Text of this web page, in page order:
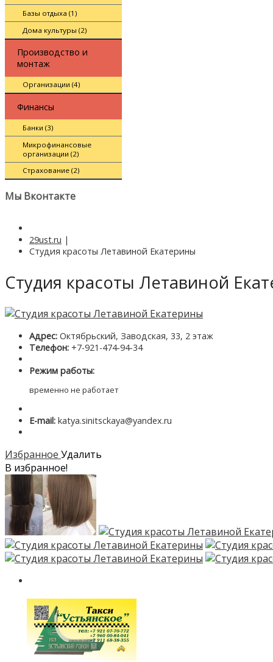
Базы отдыха (1)
Дома культуры (2)
Производство и
монтаж
Организации (4)
Финансы
Банки (3)
Микрофинансовые
организации (2)
Страхование (2)
Мы Вконтакте
29ust.ru |
Студия красоты Летавиной Екатерины
Студия красоты Летавиной
Адрес: Октябрьский, Заводская, 33, 2 этаж
Телефон: +7-921-474-94-34
Режим работы:
временно не работает
E-mail: katya.sinitsckaya@yandex.ru
Избранное Удалить
В избранное!